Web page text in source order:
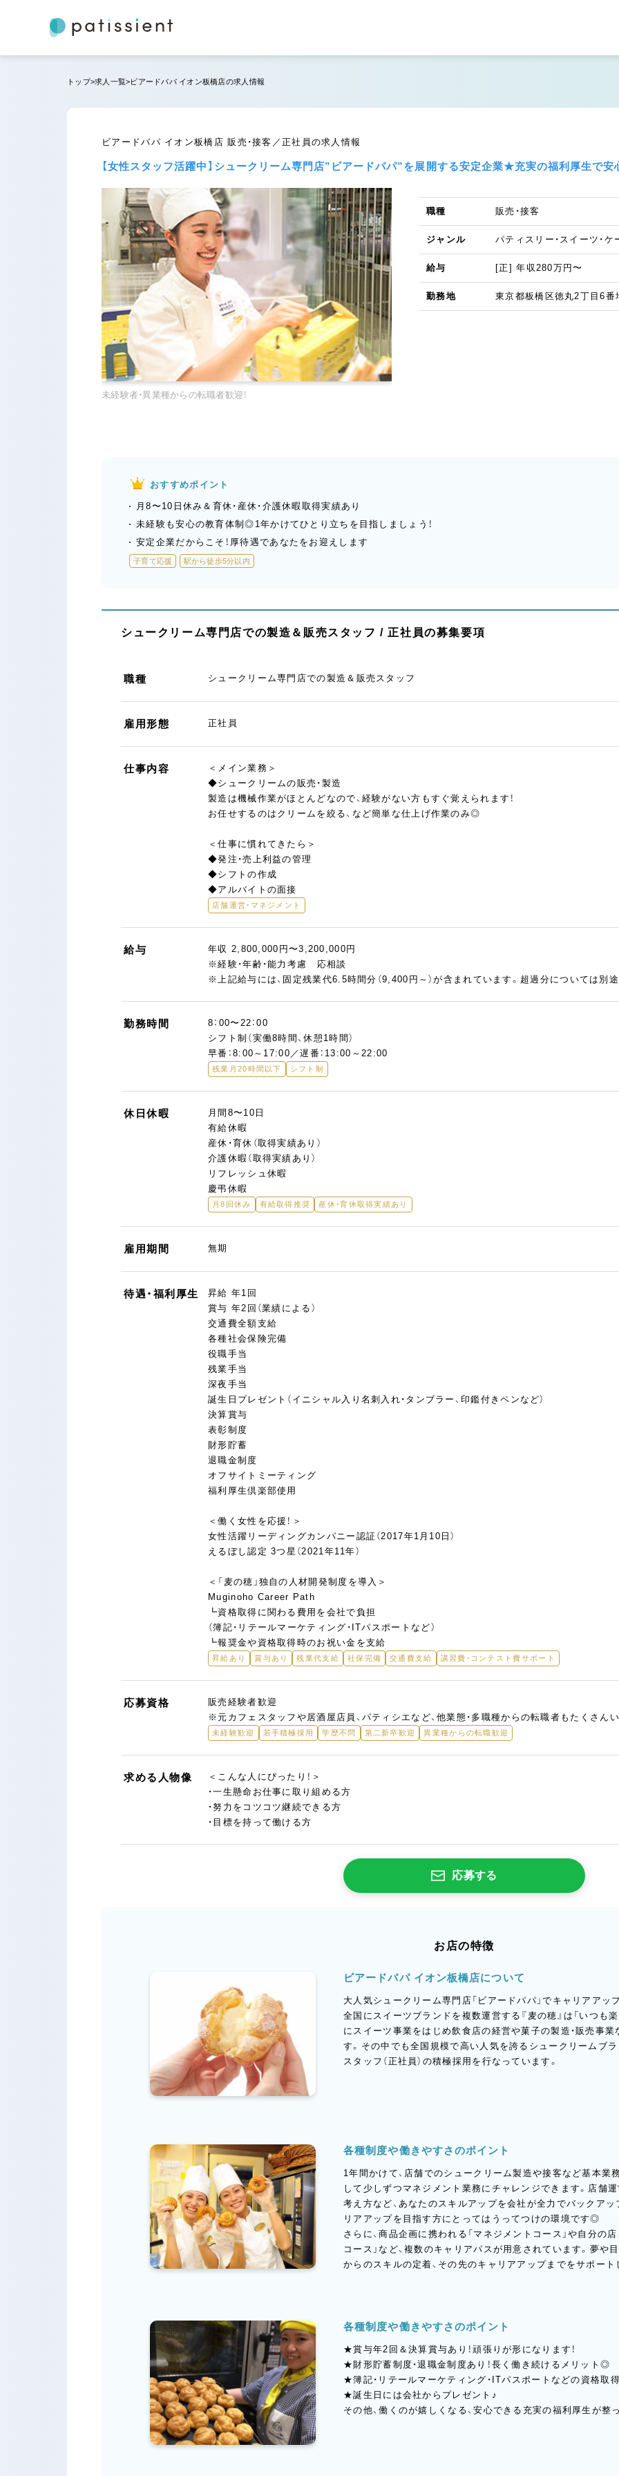
トップ 求人一覧 ビアードパパ イオン板橋店の求人情報
ビアードパパ イオン板橋店 販売・接客／正社員の求人情報
【女性スタッフ活躍中】シュークリーム専門店”ビアードパパ”を展開する安定企業★充実の福利厚生で
未経験者・異業種からの転職者歓迎！
職種 販売・接客
ジャンル パティスリー・スイーツ・ケ
給与 [正] 年収280万円〜
勤務地 東京都板橋区徳丸2丁目6
おすすめポイント
月8〜10日休み＆育休・産休・介護休暇取得実績あり
未経験も安心の教育体制◎1年かけてひとり立ちを目指しましょう！
安定企業だからこそ！厚待遇であなたをお迎えします
子育て応援 駅から徒歩5分以内
シュークリーム専門店での製造＆販売スタッフ / 正社員の募集要項
職種 シュークリーム専門店での製造＆販売スタッフ
雇用形態 正社員
仕事内容
＜メイン業務＞
◆シュークリームの販売・製造
製造は機械作業がほとんどなので、経験がない方もすぐ覚えられます！
お任せするのはクリームを絞る、など簡単な仕上げ作業のみ◎
＜仕事に慣れてきたら＞
◆発注・売上利益の管理
◆シフトの作成
◆アルバイトの面接
店舗運営・マネジメント
給与
年収 2,800,000円〜3,200,000円
※経験・年齢・能力考慮 応相談
※上記給与には、固定残業代6.5時間分（9,400円～）が含まれています。超過分については別
勤務時間
8：00〜22：00
シフト制（実働8時間、休憩1時間）
早番：8:00～17:00／遅番：13:00～22:00
残業月20時間以下 シフト制
休日休暇
月間8〜10日
有給休暇
産休・育休（取得実績あり）
介護休暇（取得実績あり）
リフレッシュ休暇
慶弔休暇
月8回休み 有給取得推奨 産休・育休取得実績あり
雇用期間 無期
待遇・福利厚生
昇給 年1回
賞与 年2回（業績による）
交通費全額支給
各種社会保険完備
役職手当
残業手当
深夜手当
誕生日プレゼント（イニシャル入り名刺入れ・タンブラー、印鑑付きペンなど）
決算賞与
表彰制度
財形貯蓄
退職金制度
オフサイトミーティング
福利厚生倶楽部使用
＜働く女性を応援！＞
女性活躍リーディングカンパニー認証（2017年1月10日）
えるぼし認定 3つ星（2021年11年）
＜「麦の穂」独自の人材開発制度を導入＞
Muginoho Career Path
┗資格取得に関わる費用を会社で負担
（簿記・リテールマーケティング・ITパスポートなど）
┗報奨金や資格取得時のお祝い金を支給
昇給あり 賞与あり 残業代支給 社保完備 交通費支給 講習費・コンテスト費サポート
応募資格
販売経験者歓迎
※元カフェスタッフや居酒屋店員、パティシエなど、他業態・多職種からの転職者もたくさんい
未経験歓迎 若手積極採用 学歴不問 第二新卒歓迎 異業種からの転職歓迎
求める人物像
＜こんな人にぴったり！＞
・一生懸命お仕事に取り組める方
・努力をコツコツ継続できる方
・目標を持って働ける方
応募する
お店の特徴
ビアードパパ イオン板橋店について
大人気シュークリーム専門店「ビアードパパ」でキャリアアッ
全国にスイーツブランドを複数運営する『麦の穂』は「いつも
にスイーツ事業をはじめ飲食店の経営や菓子の製造・販売事
す。その中でも全国規模で高い人気を誇るシュークリームブラ
スタッフ（正社員）の積極採用を行なっています。
各種制度や働きやすさのポイント
1年間かけて、店舗でのシュークリーム製造や接客など基本業
して少しずつマネジメント業務にチャレンジできます。店舗
考え方など、あなたのスキルアップを会社が全力でバックアッ
リアアップを目指す方にとってはうってつけの環境です◎
さらに、商品企画に携われる「マネジメントコース」や自分の
コース」など、複数のキャリアパスが用意されています。夢や
からのスキルの定着、その先のキャリアアップまでをサポート
各種制度や働きやすさのポイント
★賞与年2回＆決算賞与あり！頑張りが形になります！
★財形貯蓄制度・退職金制度あり！長く働き続けるメリット◎
★簿記・リテールマーケティング・ITパスポートなどの資格取
★誕生日には会社からプレゼント♪
その他、働くのが嬉しくなる、安心できる充実の福利厚生が整